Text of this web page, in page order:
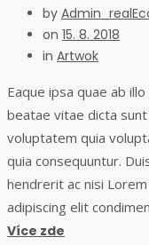
by
on 15. 8. 2018
in Artwok
Eaque ipsa quae ab
beatae vitae dicta
voluptatem quia
quia consequuntur.
hendrerit ac nisi
adipiscing elit
Více zde